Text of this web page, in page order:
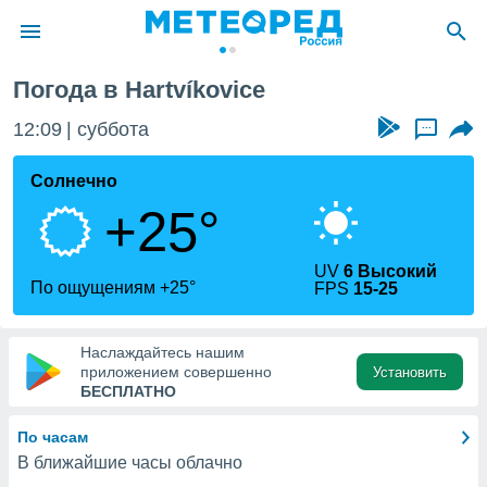
о
Вы можете
к этому
доступ
Погода в Hartvíkovice
12:09 суббота ...
Солнечно
+25°
По ощущениям +25°
UV6 Высокий
FPS 15-25
Наслаждайтесь нашим
приложением совершенно
БЕСПЛАТНО
Установить
По часам
В ближайшие часы облачно